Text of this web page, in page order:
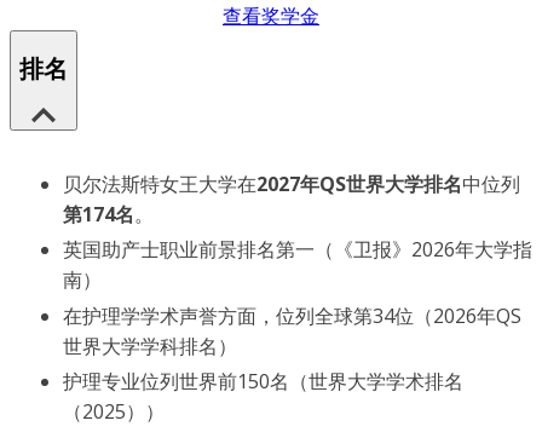
查看奖学金
排名
贝尔法斯特女王大学在2027年QS世界大学排名中位列
第174名。
英国助产士职业前景排名第一（《卫报》2026年大学指
南）
在护理学学术声誉方面，位列全球第34位（2026年QS
世界大学学科排名）
护理专业位列世界前150名（世界大学学术排名
（2025））